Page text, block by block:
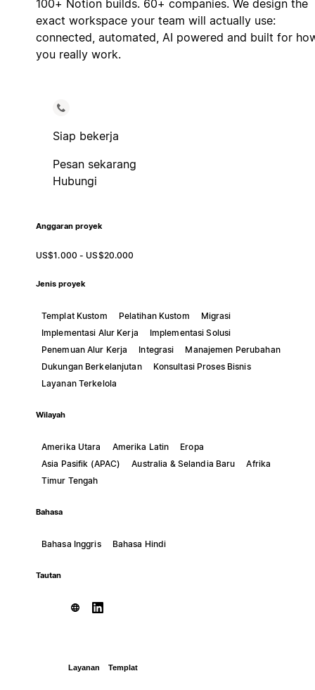
100+ Notion builds. 60+ companies. We design the
exact workspace your team will actually use:
connected, automated, AI powered and built for
you really work.
Siap bekerja
Pesan sekarang
Hubungi
Anggaran proyek
US$1.000 - US$20.000
Jenis proyek
Templat Kustom Pelatihan Kustom
Migrasi
Implementasi Alur Kerja
Implementasi Solusi
Penemuan Alur Kerja
Integrasi
Manajemen Perubahan
Dukungan Berkelanjutan
Konsultasi Proses Bisnis
Layanan Terkelola
Wilayah
Amerika Utara Amerika Latin
Eropa
Asia Pasifik (APAC)
Australia & Selandia Baru
Afrika
Timur Tengah
Bahasa
Bahasa Inggris Bahasa Hindi
Tautan
Layanan Templat